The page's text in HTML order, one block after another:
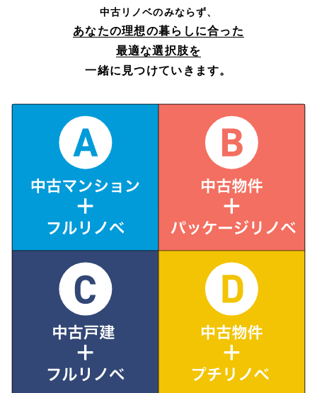
中古リノベのみならず、
あなたの理想の暮らしに合った
最適な選択肢を
一緒に見つけていきます。